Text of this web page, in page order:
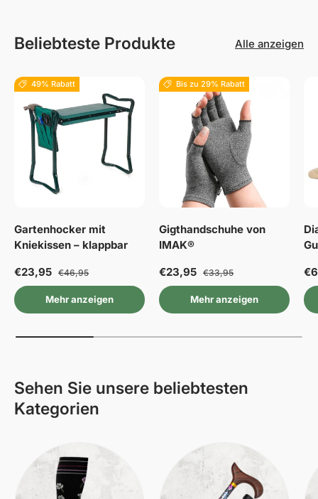
Beliebteste Produkte Alle anzeigen
49% Rabatt
Gartenhocker mit
Kniekissen – klappbar
€23,95 €46,95
Mehr anzeigen
Bis zu 29% Rabatt
Gigthandschuhe von
IMAK®
€23,95 €33,95
Mehr anzeigen
Sehen Sie unsere beliebtesten
Kategorien